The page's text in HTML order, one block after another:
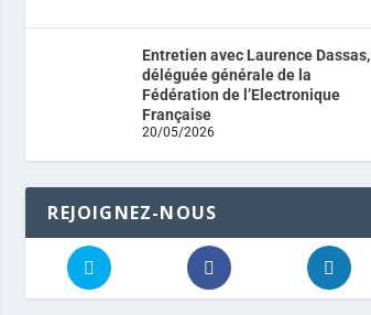
Entretien avec Laurence Dassas,
déléguée générale de la
Fédération de l’Electronique
Française
20/05/2026
REJOIGNEZ-NOUS